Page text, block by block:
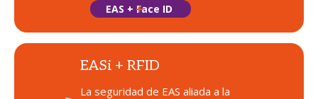
EAS + Face ID
EASi + RFID
La seguridad de EAS aliada a la